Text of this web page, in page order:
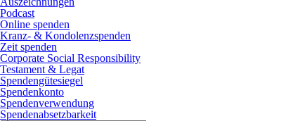
Podcast
Online spenden
Kranz- & Kondolenzspenden
Zeit spenden
Corporate Social Responsibility
Testament & Legat
Spendengütesiegel
Spendenkonto
Spendenverwendung
Spendenabsetzbarkeit